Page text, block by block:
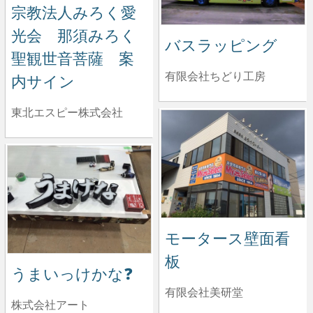
宗教法人みろく愛
光会 那須みろく
聖観世音菩薩 案
内サイン
東北エスピー株式会社
バスラッピング
有限会社ちどり工房
モータース壁面看
板
有限会社美研堂
うまいっけかな❓
株式会社アート